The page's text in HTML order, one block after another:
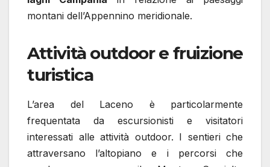
montani dell’Appennino meridionale.
Attività outdoor e fruizione
turistica
L’area del Laceno è particolarmente
frequentata da escursionisti e visitatori
interessati alle attività outdoor. I sentieri che
attraversano l’altopiano e i percorsi che